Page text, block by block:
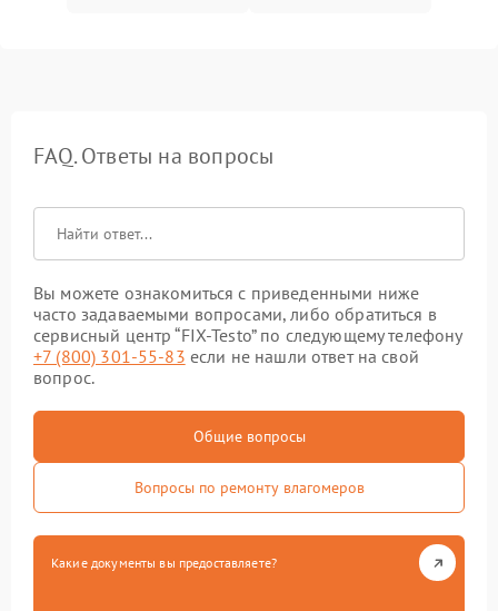
FAQ. Ответы на вопросы
Вы можете ознакомиться с приведенными ниже
часто задаваемыми вопросами, либо обратиться в
сервисный центр “FIX-Testo” по следующему телефону
+7 (800) 301-55-83 если не нашли ответ на свой
вопрос.
Общие вопросы
Вопросы по ремонту влагомеров
Какие документы вы предоставляете?